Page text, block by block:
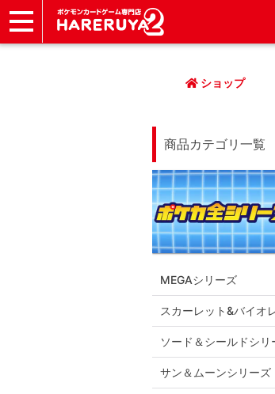
ショップ
商品カテゴリ一覧
MEGAシリーズ
スカーレット&バイオ
ソード＆シールドシリ
サン＆ムーンシリーズ